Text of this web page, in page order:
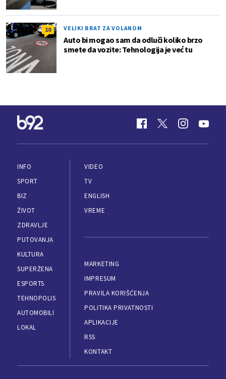
10 VELIKI BRAT ZA VOLANOM
Auto bi mogao sam da odluči koliko brzo
smete da vozite: Tehnologija je već tu
INFO
SPORT
BIZ
ŽIVOT
ZDRAVLJE
PUTOVANJA
KULTURA
SUPERŽENA
ESPORTS
TEHNOPOLIS
AUTOMOBILI
LOKAL
VIDEO
TV
ENGLISH
VREME
MARKETING
IMPRESUM
PRAVILA KORIŠĆENJA
POLITIKA PRIVATNOSTI
APLIKACIJE
RSS
KONTAKT